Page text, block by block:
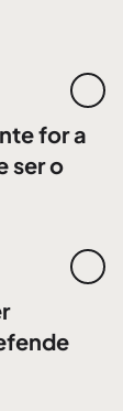
for a
ser o